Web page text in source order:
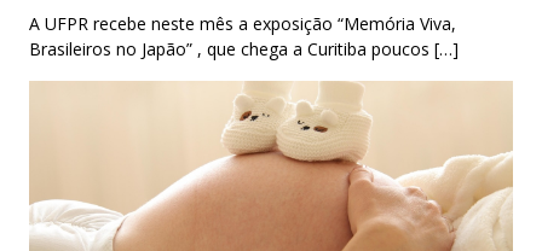
A UFPR recebe neste mês a exposição “Memória Viva,
Brasileiros no Japão” , que chega a Curitiba poucos […]